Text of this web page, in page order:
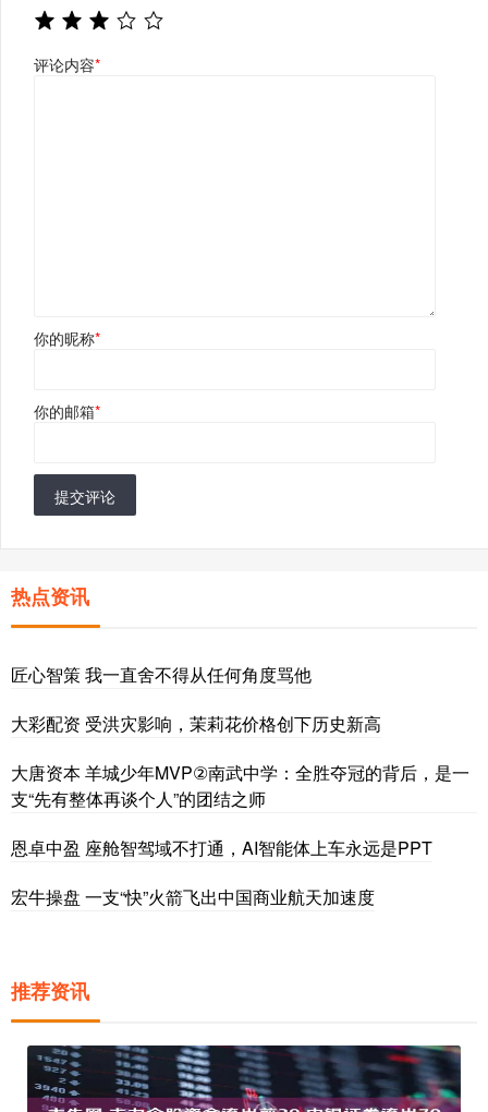
评论内容*
你的昵称*
你的邮箱*
提交评论
热点资讯
匠心智策 我一直舍不得从任何角度骂他
大彩配资 受洪灾影响，茉莉花价格创下历史新高
大唐资本 羊城少年MVP②南武中学：全胜夺冠的背后，是一
支“先有整体再谈个人”的团结之师
恩卓中盈 座舱智驾域不打通，AI智能体上车永远是PPT
宏牛操盘 一支“快”火箭飞出中国商业航天加速度
推荐资讯